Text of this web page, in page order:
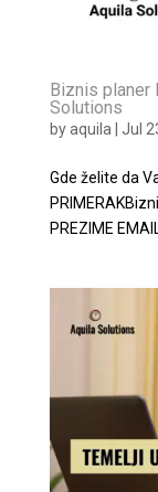
Biznis planer
Solutions
byaquila Jul
Gde želite da
PREZIME